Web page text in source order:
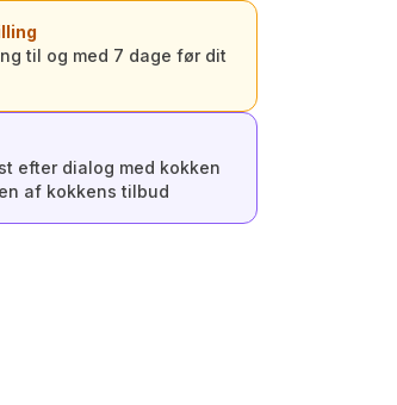
til og med 7 dage før dit
efter dialog med kokken
af kokkens tilbud